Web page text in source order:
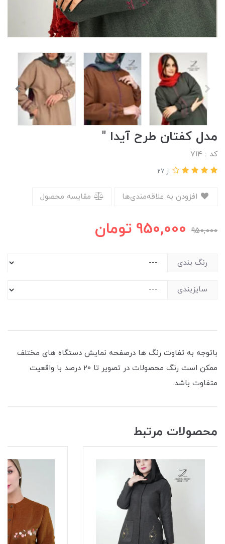
مدل کفتان طرح آیدا "
کد : ۷۱۴
از 27
مقایسه محصول
950,000
950,000 تومان
رنگ بندی
سایزبندی
باتوجه به تفاوت رنگ ها درصفحه نمایش دستگاه های مختلف
ممکن است رنگ محصولات در تصویر تا 20 درصد با واقعیت
متفاوت باشد.
محصولات مرتبط